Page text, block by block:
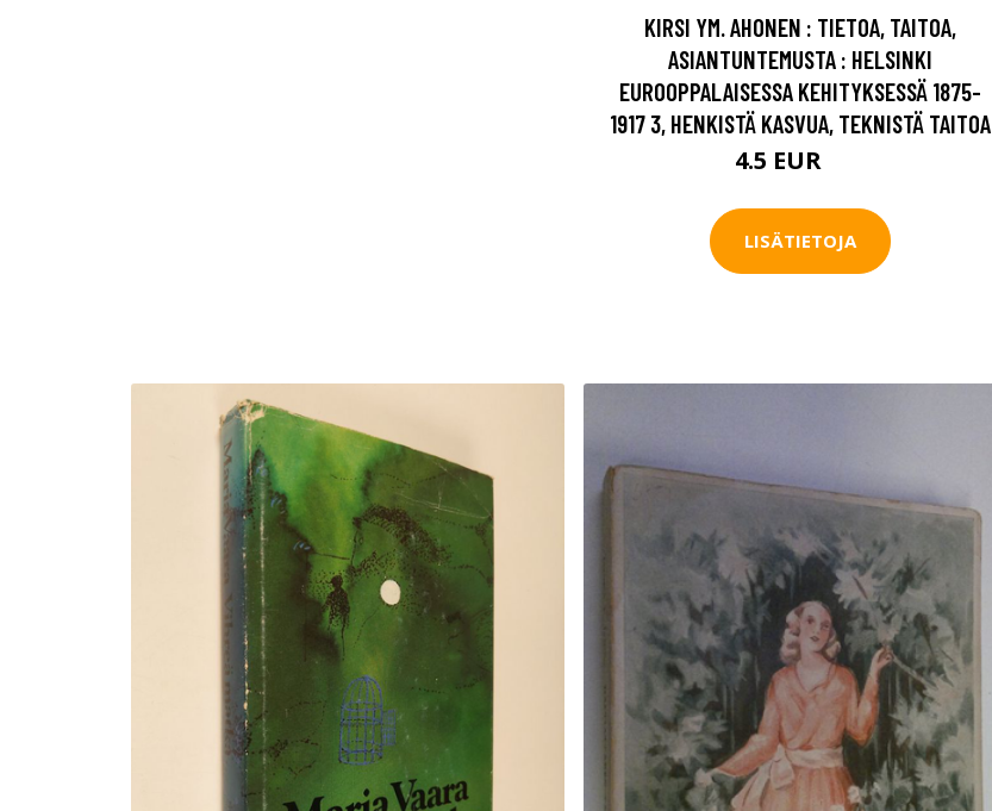
KIRSI YM. AHONEN : TIETOA, TAITOA,
ASIANTUNTEMUSTA : HELSINKI
EUROOPPALAISESSA KEHITYKSESSÄ 1875-
1917 3, HENKISTÄ KASVUA, TEKNISTÄ TAITOA
4.5 EUR
LISÄTIETOJA